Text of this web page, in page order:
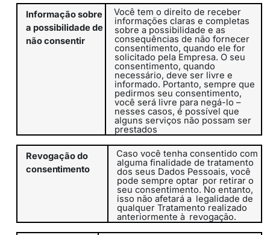
Informação sobre
a possibilidade de
não consentir
Você tem o direito de receber
informações claras e completas
sobre a possibilidade e as
consequências de não fornecer
consentimento, quando ele for
solicitado pela Empresa. O seu
consentimento, quando
necessário, deve ser livre e
informado. Portanto, sempre que
pedirmos seu consentimento,
você será livre para negá-lo –
nesses casos, é possível que
alguns serviços não possam ser
prestados
Revogação do
consentimento
Caso você tenha consentido com
alguma finalidade de tratamento
dos seus Dados Pessoais, você
pode sempre optar por retirar o
seu consentimento. No entanto,
isso não afetará a legalidade de
qualquer Tratamento realizado
anteriormente à revogação.